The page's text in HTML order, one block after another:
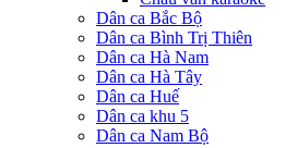
Dân ca Bắc Bộ
Dân ca Bình Trị Thiên
Dân ca Hà Nam
Dân ca Hà Tây
Dân ca Huế
Dân ca khu 5
Dân ca Nam Bộ